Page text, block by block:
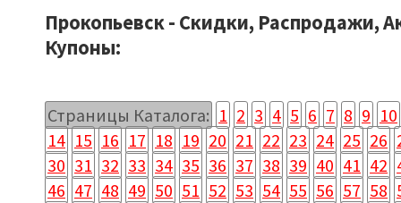
Прокопьевск - Скидки, Распродажи,
Купоны:
Страницы Каталога: 1 2 3 4 5 6 7 8 9 10
14 15 16 17 18 19 20 21 22 23 24 25 26
30 31 32 33 34 35 36 37 38 39 40 41 42
46 47 48 49 50 51 52 53 54 55 56 57 58